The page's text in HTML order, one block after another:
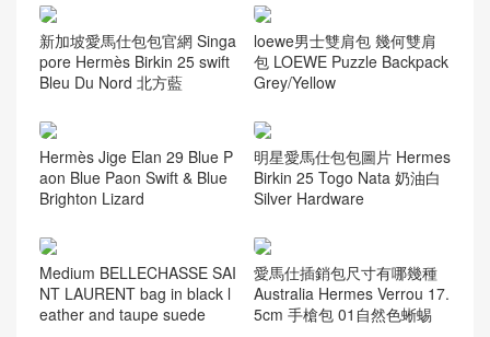
新加坡愛馬仕包包官網 Singa
pore Hermès Birkin 25 swift
Bleu Du Nord 北方藍
loewe男士雙肩包 幾何雙肩
包 LOEWE Puzzle Backpack
Grey/Yellow
Hermès Jige Elan 29 Blue P
aon Blue Paon Swift & Blue
Brighton Lizard
明星愛馬仕包包圖片 Hermes
Birkin 25 Togo Nata 奶油白
Silver Hardware
Medium BELLECHASSE SAI
NT LAURENT bag in black l
eather and taupe suede
愛馬仕插銷包尺寸有哪幾種
Australia Hermes Verrou 17.
5cm 手槍包 01自然色蜥蜴